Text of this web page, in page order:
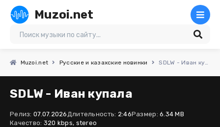
Muzoi.net
Muzoi.net Русские и казахские новинки SDLW - Иван купала
SDLW - Иван купала
Релиз: 07.07.2026Длительность: 2:46Размер: 6.34 MB
Качество: 320 kbps, stereo